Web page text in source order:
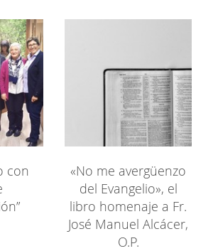
con
«No me avergüenzo
del Evangelio», el
libro homenaje a Fr.
José Manuel Alcácer,
O.P.